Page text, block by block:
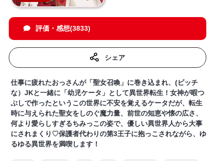
評価・感想(3833)
シェア
仕事に疲れたおっさんが「聖女召喚」に巻き込まれ、(ビッチ
な）JKと一緒に「幼児ケータ」として異世界転生！女神が暇つ
ぶしで作ったというこの世界に不安を覚えるケータだが、転生
時に与えられた聖女をしのぐ魔力量、前世の知恵や懐の広さ、
何より愛らしすぎるちみっこの姿で、優しい異世界人から大事
にされまくり♡保護者代わりの第3王子に抱っこされながら、ゆ
るゆる異世界を満喫します！